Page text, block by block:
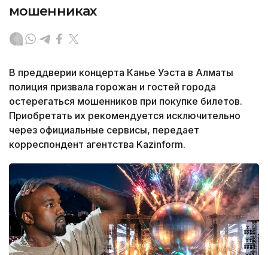
мошенниках
В преддверии концерта Канье Уэста в Алматы
полиция призвала горожан и гостей города
остерегаться мошенников при покупке билетов.
Приобретать их рекомендуется исключительно
через официальные сервисы, передает
корреспондент агентства Kazinform.